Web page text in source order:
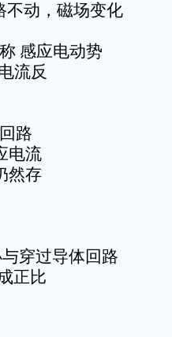
不动，磁场变化
感应电动势
流反
路
电流
然存
穿过导体回路
正比